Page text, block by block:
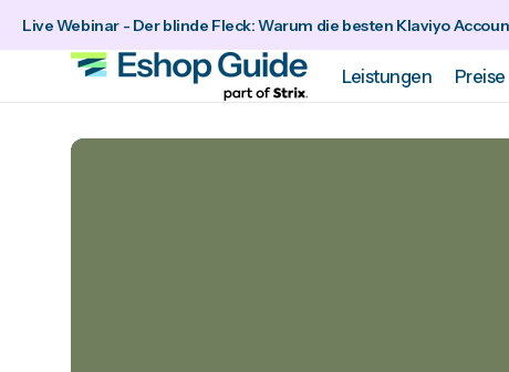
zum
Inhalt
Live Webinar - Der blinde Fleck: Warum die besten Klaviyo
Leistungen Preise